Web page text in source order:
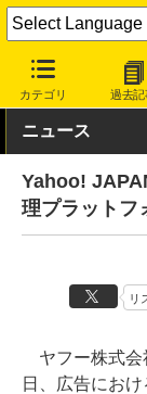
カテゴリ 過去記
INTERNET Watch
ニュース
Yahoo!
理プラットフ
リ
ヤフー株式会
日、広告にお